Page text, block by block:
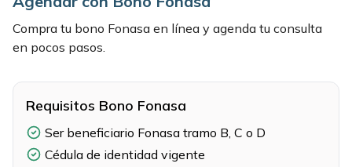
Compra tu bono Fonasa en línea y agenda tu consulta
en pocos pasos.
Requisitos Bono Fonasa
Ser beneficiario Fonasa tramo B, C o D
Cédula de identidad vigente